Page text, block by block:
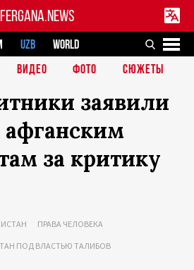
FERGANA.NEWS
UZB
WORLD
ВИДЕО ФОТО СЮЖЕТЫ
заявили
афганским
за критику
ПРАВА ЧЕЛОВЕКА
ПОД ВЛАСТЬЮ ТАЛИБОВ